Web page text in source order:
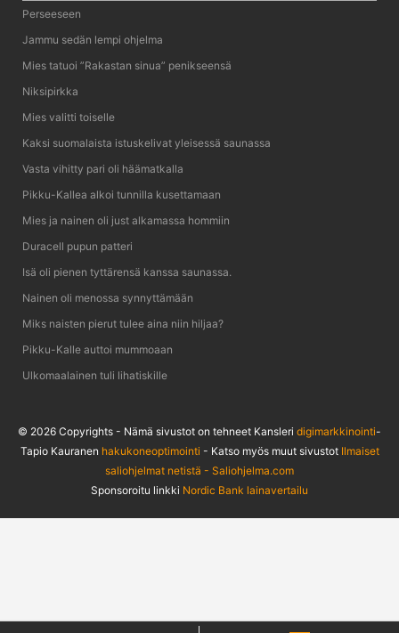
Perseeseen
Jammu sedän lempi ohjelma
Mies tatuoi ”Rakastan sinua” penikseensä
Niksipirkka
Mies valitti toiselle
Kaksi suomalaista istuskelivat yleisessä saunassa
Vasta vihitty pari oli häämatkalla
Pikku-Kallea alkoi tunnilla kusettamaan
Mies ja nainen oli just alkamassa hommiin
Duracell pupun patteri
Isä oli pienen tyttärensä kanssa saunassa.
Nainen oli menossa synnyttämään
Miks naisten pierut tulee aina niin hiljaa?
Pikku-Kalle auttoi mummoaan
Ulkomaalainen tuli lihatiskille
© 2026 Copyrights - Nämä sivustot on tehneet Kansleri digimarkkinointi-
Tapio Kauranen hakukoneoptimointi - Katso myös muut sivustot Ilmaiset
saliohjelmat netistä - Saliohjelma.com
Sponsoroitu linkki Nordic Bank lainavertailu